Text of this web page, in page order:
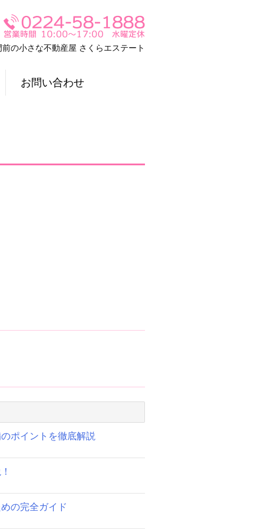
の小さな不動産屋 さくらエステート
お問い合わせ
ポイントを徹底解説
の完全ガイド